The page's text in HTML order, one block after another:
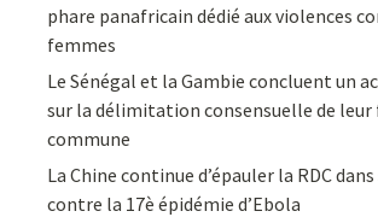
phare panafricain dédié aux violences
femmes
Le Sénégal et la Gambie concluent un
sur la délimitation consensuelle de
commune
La Chine continue d’épauler la RDC
contre la 17è épidémie d’Ebola